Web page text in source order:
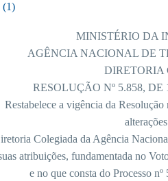
(1)
MINISTÉRIO DA
AGÊNCIA NACIONAL DE
DIRETORIA
RESOLUÇÃO Nº 5.858,
Restabelece a vigência da
Colegiada da Agência
atribuições, fundamentada no
e no que consta do Processo